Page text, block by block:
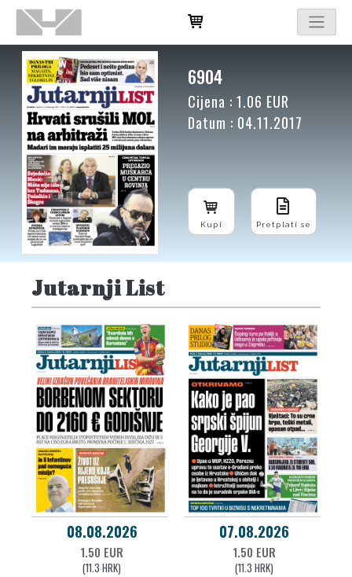
6904
Cijena : 1.06 EUR
Datum : 04.11.2017
Kupi Pretplati se
Jutarnji List
08.08.2026
1.50 EUR
(11.3 HRK)
07.08.2026
1.50 EUR
(11.3 HRK)